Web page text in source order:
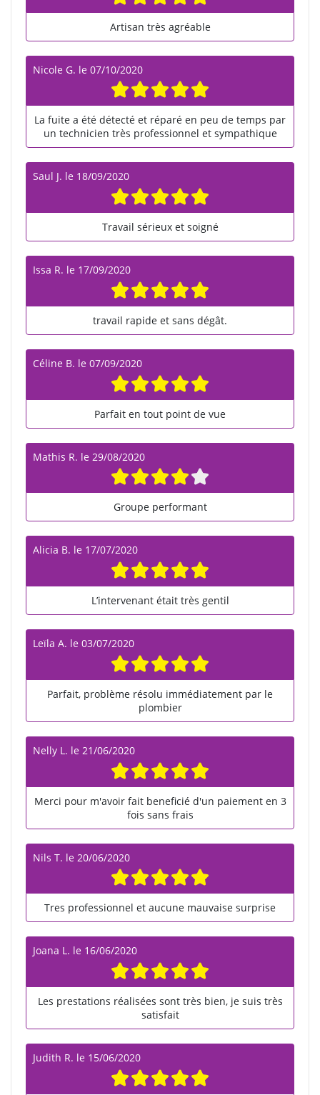
Artisan très agréable
Nicole G. le 07/10/2020
La fuite a été détecté et réparé en peu de temps par
un technicien très professionnel et sympathique
Saul J. le 18/09/2020
Travail sérieux et soigné
Issa R. le 17/09/2020
travail rapide et sans dégât.
Céline B. le 07/09/2020
Parfait en tout point de vue
Mathis R. le 29/08/2020
Groupe performant
Alicia B. le 17/07/2020
L’intervenant était très gentil
Leïla A. le 03/07/2020
Parfait, problème résolu immédiatement par le
plombier
Nelly L. le 21/06/2020
Merci pour m'avoir fait beneficié d'un paiement en 3
fois sans frais
Nils T. le 20/06/2020
Tres professionnel et aucune mauvaise surprise
Joana L. le 16/06/2020
Les prestations réalisées sont très bien, je suis très
satisfait
Judith R. le 15/06/2020